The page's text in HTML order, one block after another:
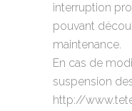
interruption
pouvant
maintenance.
En cas de
suspension
http://